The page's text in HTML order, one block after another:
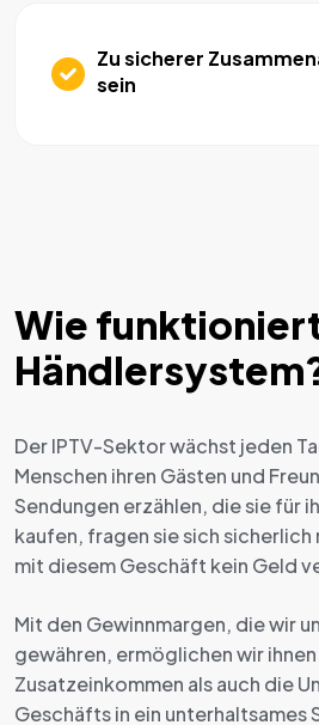
Zu sicherer
sein
Wie
Der IPTV-Sektor wächst jeden
Menschen ihren Gästen und
Sendungen erzählen, die sie für
kaufen, fragen sie sich sicherlich
mit diesem Geschäft kein Geld
Mit den Gewinnmargen, die wir
gewähren, ermöglichen wir
Zusatzeinkommen als auch die
Geschäfts in ein unterhaltsames